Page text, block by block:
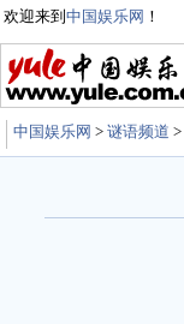
欢迎来到 中国娱乐网 ！
中国娱乐网 > 谜语频道 >